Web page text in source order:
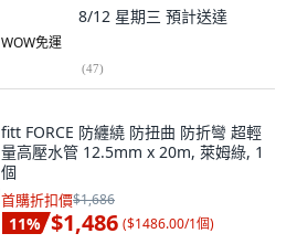
8/12 星期三 預計送達
WOW免運
(47)
fitt FORCE 防纏繞 防扭曲 防折彎 超輕
量高壓水管 12.5mm x 20m, 萊姆綠, 1
個
首購折扣價$1,686
11% $1,486 ($1486.00/1個)